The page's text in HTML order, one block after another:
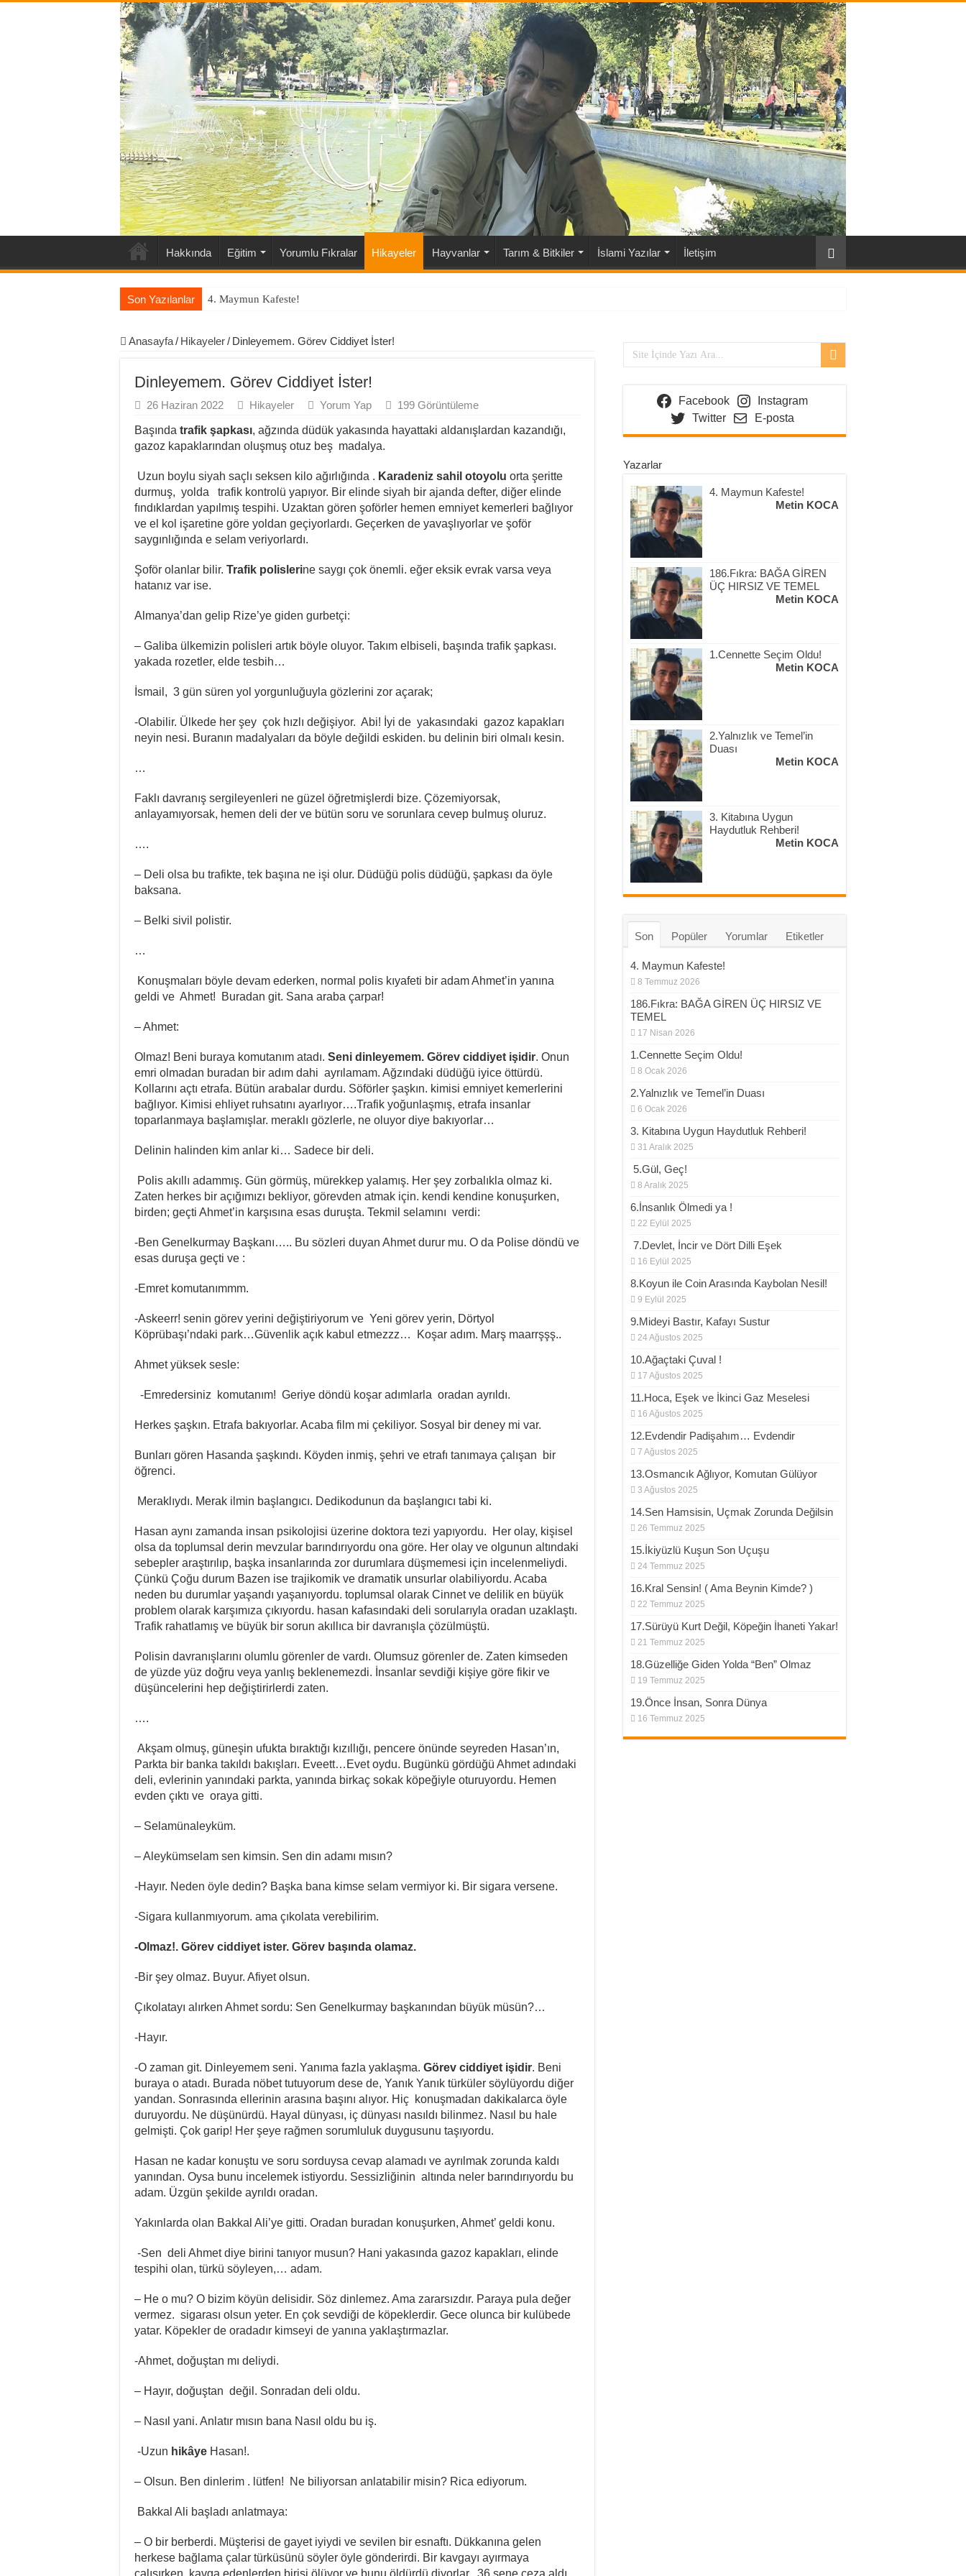
Hakkında Eğitim Yorumlu Fıkralar Hikayeler Hayvanlar Tarım & Bitkiler İslami Yazılar İletişim
Son Yazılanlar 4. Maymun Kafeste!
Anasayfa/ Hikayeler/ Dinleyemem. Görev Ciddiyet İster!
Dinleyemem. Görev Ciddiyet İster!
26 Haziran 2022 Hikayeler Yorum Yap 199 Görüntüleme
Başında trafik şapkası, ağzında düdük yakasında hayattaki aldanışlardan kazandığı,
gazoz kapaklarından oluşmuş otuz beş madalya.
Uzun boylu siyah saçlı seksen kilo ağırlığında . Karadeniz sahil otoyolu orta şeritte
durmuş, yolda trafik kontrolü yapıyor. Bir elinde siyah bir ajanda defter, diğer elinde
fındıklardan yapılmış tespihi. Uzaktan gören şoförler hemen emniyet kemerleri bağlıyor
ve el kol işaretine göre yoldan geçiyorlardı. Geçerken de yavaşlıyorlar ve şoför
saygınlığında e selam veriyorlardı.
Şoför olanlar bilir. Trafik polislerine saygı çok önemli. eğer eksik evrak varsa veya
hatanız var ise.
Almanya’dan gelip Rize’ye giden gurbetçi:
– Galiba ülkemizin polisleri artık böyle oluyor. Takım elbiseli, başında trafik şapkası.
yakada rozetler, elde tesbih…
İsmail, 3 gün süren yol yorgunluğuyla gözlerini zor açarak;
-Olabilir. Ülkede her şey çok hızlı değişiyor. Abi! İyi de yakasındaki gazoz kapakları
neyin nesi. Buranın madalyaları da böyle değildi eskiden. bu delinin biri olmalı kesin.
…
Faklı davranış sergileyenleri ne güzel öğretmişlerdi bize. Çözemiyorsak,
anlayamıyorsak, hemen deli der ve bütün soru ve sorunlara cevep bulmuş oluruz.
….
– Deli olsa bu trafikte, tek başına ne işi olur. Düdüğü polis düdüğü, şapkası da öyle
baksana.
– Belki sivil polistir.
…
Konuşmaları böyle devam ederken, normal polis kıyafeti bir adam Ahmet’in yanına
geldi ve Ahmet! Buradan git. Sana araba çarpar!
– Ahmet:
Olmaz! Beni buraya komutanım atadı. Seni dinleyemem. Görev ciddiyet işidir. Onun
emri olmadan buradan bir adım dahi ayrılamam. Ağzındaki düdüğü iyice öttürdü.
Kollarını açtı etrafa. Bütün arabalar durdu. Söförler şaşkın. kimisi emniyet kemerlerini
bağlıyor. Kimisi ehliyet ruhsatını ayarlıyor….Trafik yoğunlaşmış, etrafa insanlar
toparlanmaya başlamışlar. meraklı gözlerle, ne oluyor diye bakıyorlar…
Delinin halinden kim anlar ki… Sadece bir deli.
Polis akıllı adammış. Gün görmüş, mürekkep yalamış. Her şey zorbalıkla olmaz ki.
Zaten herkes bir açığımızı bekliyor, görevden atmak için. kendi kendine konuşurken,
birden; geçti Ahmet’in karşısına esas duruşta. Tekmil selamını verdi:
-Ben Genelkurmay Başkanı….. Bu sözleri duyan Ahmet durur mu. O da Polise döndü ve
esas duruşa geçti ve :
-Emret komutanımmm.
-Askeerr! senin görev yerini değiştiriyorum ve Yeni görev yerin, Dörtyol
Köprübaşı’ndaki park…Güvenlik açık kabul etmezzz… Koşar adım. Marş maarrşşş..
Ahmet yüksek sesle:
-Emredersiniz komutanım! Geriye döndü koşar adımlarla oradan ayrıldı.
Herkes şaşkın. Etrafa bakıyorlar. Acaba film mi çekiliyor. Sosyal bir deney mi var.
Bunları gören Hasanda şaşkındı. Köyden inmiş, şehri ve etrafı tanımaya çalışan bir
öğrenci.
Meraklıydı. Merak ilmin başlangıcı. Dedikodunun da başlangıcı tabi ki.
Hasan aynı zamanda insan psikolojisi üzerine doktora tezi yapıyordu. Her olay, kişisel
olsa da toplumsal derin mevzular barındırıyordu ona göre. Her olay ve olgunun altındaki
sebepler araştırılıp, başka insanlarında zor durumlara düşmemesi için incelenmeliydi.
Çünkü Çoğu durum Bazen ise trajikomik ve dramatik unsurlar olabiliyordu. Acaba
neden bu durumlar yaşandı yaşanıyordu. toplumsal olarak Cinnet ve delilik en büyük
problem olarak karşımıza çıkıyordu. hasan kafasındaki deli sorularıyla oradan uzaklaştı.
Trafik rahatlamış ve büyük bir sorun akıllıca bir davranışla çözülmüştü.
Polisin davranışlarını olumlu görenler de vardı. Olumsuz görenler de. Zaten kimseden
de yüzde yüz doğru veya yanlış beklenemezdi. İnsanlar sevdiği kişiye göre fikir ve
düşüncelerini hep değiştirirlerdi zaten.
….
Akşam olmuş, güneşin ufukta bıraktığı kızıllığı, pencere önünde seyreden Hasan’ın,
Parkta bir banka takıldı bakışları. Eveett…Evet oydu. Bugünkü gördüğü Ahmet adındaki
deli, evlerinin yanındaki parkta, yanında birkaç sokak köpeğiyle oturuyordu. Hemen
evden çıktı ve oraya gitti.
– Selamünaleyküm.
– Aleykümselam sen kimsin. Sen din adamı mısın?
-Hayır. Neden öyle dedin? Başka bana kimse selam vermiyor ki. Bir sigara versene.
-Sigara kullanmıyorum. ama çıkolata verebilirim.
-Olmaz!. Görev ciddiyet ister. Görev başında olamaz.
-Bir şey olmaz. Buyur. Afiyet olsun.
Çıkolatayı alırken Ahmet sordu: Sen Genelkurmay başkanından büyük müsün?…
-Hayır.
-O zaman git. Dinleyemem seni. Yanıma fazla yaklaşma. Görev ciddiyet işidir. Beni
buraya o atadı. Burada nöbet tutuyorum dese de, Yanık Yanık türküler söylüyordu diğer
yandan. Sonrasında ellerinin arasına başını alıyor. Hiç konuşmadan dakikalarca öyle
duruyordu. Ne düşünürdü. Hayal dünyası, iç dünyası nasıldı bilinmez. Nasıl bu hale
gelmişti. Çok garip! Her şeye rağmen sorumluluk duygusunu taşıyordu.
Hasan ne kadar konuştu ve soru sorduysa cevap alamadı ve ayrılmak zorunda kaldı
yanından. Oysa bunu incelemek istiyordu. Sessizliğinin altında neler barındırıyordu bu
adam. Üzgün şekilde ayrıldı oradan.
Yakınlarda olan Bakkal Ali’ye gitti. Oradan buradan konuşurken, Ahmet’ geldi konu.
-Sen deli Ahmet diye birini tanıyor musun? Hani yakasında gazoz kapakları, elinde
tespihi olan, türkü söyleyen,… adam.
– He o mu? O bizim köyün delisidir. Söz dinlemez. Ama zararsızdır. Paraya pula değer
vermez. sigarası olsun yeter. En çok sevdiği de köpeklerdir. Gece olunca bir kulübede
yatar. Köpekler de oradadır kimseyi de yanına yaklaştırmazlar.
-Ahmet, doğuştan mı deliydi.
– Hayır, doğuştan değil. Sonradan deli oldu.
– Nasıl yani. Anlatır mısın bana Nasıl oldu bu iş.
-Uzun hikâye Hasan!.
– Olsun. Ben dinlerim . lütfen! Ne biliyorsan anlatabilir misin? Rica ediyorum.
Bakkal Ali başladı anlatmaya:
– O bir berberdi. Müşterisi de gayet iyiydi ve sevilen bir esnaftı. Dükkanına gelen
herkese bağlama çalar türküsünü söyler öyle gönderirdi. Bir kavgayı ayırmaya
Facebook
Instagram
Twitter
E-posta
Yazarlar
4. Maymun Kafeste!
Metin KOCA
186.Fıkra: BAĞA GİREN
ÜÇ HIRSIZ VE TEMEL
Metin KOCA
1.Cennette Seçim Oldu!
Metin KOCA
2.Yalnızlık ve Temel’in
Duası
Metin KOCA
3. Kitabına Uygun
Haydutluk Rehberi!
Metin KOCA
Son Popüler Yorumlar Etiketler
4. Maymun Kafeste!
8 Temmuz 2026
186.Fıkra: BAĞA GİREN ÜÇ HIRSIZ VE
TEMEL
17 Nisan 2026
1.Cennette Seçim Oldu!
8 Ocak 2026
2.Yalnızlık ve Temel’in Duası
6 Ocak 2026
3. Kitabına Uygun Haydutluk Rehberi!
31 Aralık 2025
5.Gül, Geç!
8 Aralık 2025
6.İnsanlık Ölmedi ya !
22 Eylül 2025
7.Devlet, İncir ve Dört Dilli Eşek
16 Eylül 2025
8.Koyun ile Coin Arasında Kaybolan Nesil!
9 Eylül 2025
9.Mideyi Bastır, Kafayı Sustur
24 Ağustos 2025
10.Ağaçtaki Çuval !
17 Ağustos 2025
11.Hoca, Eşek ve İkinci Gaz Meselesi
16 Ağustos 2025
12.Evdendir Padişahım… Evdendir
7 Ağustos 2025
13.Osmancık Ağlıyor, Komutan Gülüyor
3 Ağustos 2025
14.Sen Hamsisin, Uçmak Zorunda Değilsin
26 Temmuz 2025
15.İkiyüzlü Kuşun Son Uçuşu
24 Temmuz 2025
16.Kral Sensin! ( Ama Beynin Kimde? )
22 Temmuz 2025
17.Sürüyü Kurt Değil, Köpeğin İhaneti Yakar!
21 Temmuz 2025
18.Güzelliğe Giden Yolda “Ben” Olmaz
19 Temmuz 2025
19.Önce İnsan, Sonra Dünya
16 Temmuz 2025